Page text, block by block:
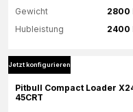
2800
Gewicht
2400
Hubleistung
Mehr Informationen
Jetzt konfigurieren
Pitbull Compact Loader
45CRT